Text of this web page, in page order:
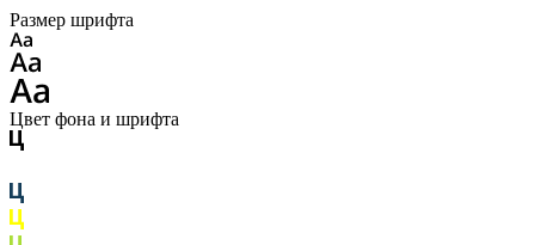
Размер шрифта
Цвет фона и шрифта